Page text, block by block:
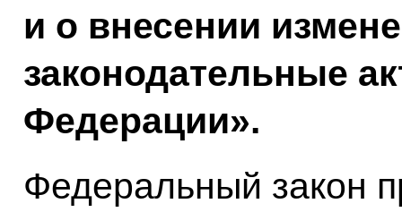
и о внесении
законодательные
Федерации».
Федеральный закон